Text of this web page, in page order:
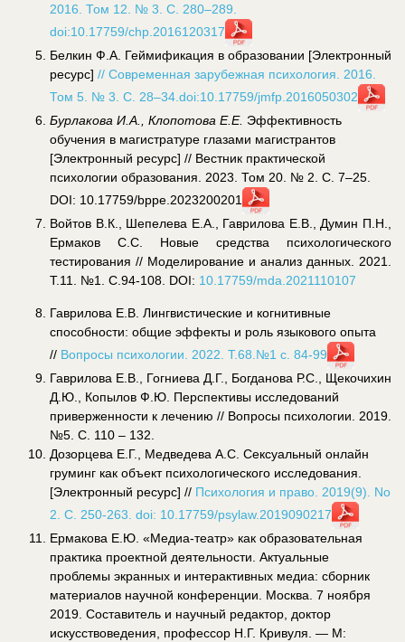
2016. Том 12. № 3. С. 280–289.
doi:10.17759/chp.2016120317
Белкин Ф.А. Геймификация в образовании [Электронный
ресурс] // Современная зарубежная психология. 2016.
Том 5. № 3. С. 28–34. doi:10.17759/jmfp.2016050302
Бурлакова И.А., Клопотова Е.Е. Эффективность
обучения в магистратуре глазами магистрантов
[Электронный ресурс] // Вестник практической
психологии образования. 2023. Том 20. № 2. С. 7–25.
DOI: 10.17759/bppe.2023200201
Войтов В.К., Шепелева Е.А., Гаврилова Е.В., Думин П.Н.,
Ермаков С.С. Новые средства психологического
тестирования // Моделирование и анализ данных. 2021.
Т.11. №1. С.94-108. DOI: 10.17759/mda.2021110107
Гаврилова Е.В. Лингвистические и когнитивные
способности: общие эффекты и роль языкового опыта
// Вопросы психологии. 2022. Т.68.№1 с. 84-99
Гаврилова Е.В., Гогниева Д.Г., Богданова Р.С., Щекочихин
Д.Ю., Копылов Ф.Ю. Перспективы исследований
приверженности к лечению // Вопросы психологии. 2019.
№5. С. 110 – 132.
Дозорцева Е.Г., Медведева А.С. Сексуальный онлайн
груминг как объект психологического исследования.
[Электронный ресурс] // Психология и право. 2019(9). No
2. С. 250-263. doi: 10.17759/psylaw.2019090217
Ермакова Е.Ю. «Медиа-театр» как образовательная
практика проектной деятельности. Актуальные
проблемы экранных и интерактивных медиа: сборник
материалов научной конференции. Москва. 7 ноября
2019. Составитель и научный редактор, доктор
искусствоведения, профессор Н.Г. Кривуля. — М: